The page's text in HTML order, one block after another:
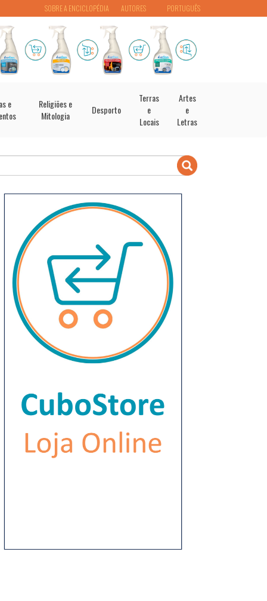
PORTUGUÊS
SOBRE A ENCICLOPÉDIA AUTORES
e
Religiões e
Mitologia
Desporto
Terras
e
Locais
Artes
e
Letras